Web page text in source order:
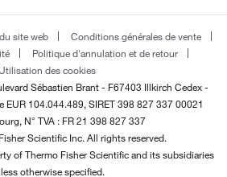
site web
Conditions générales de vente
Politique d'annulation et de retour
Utilisation des cookies
Sébastien Brant - F67403 Illkirch Cedex -
EUR 104.044.489, SIRET 398 827 337 00021
N° TVA : FR 21 398 827 337
Scientific Inc. All rights reserved.
of Thermo Fisher Scientific and its subsidiaries
otherwise specified.